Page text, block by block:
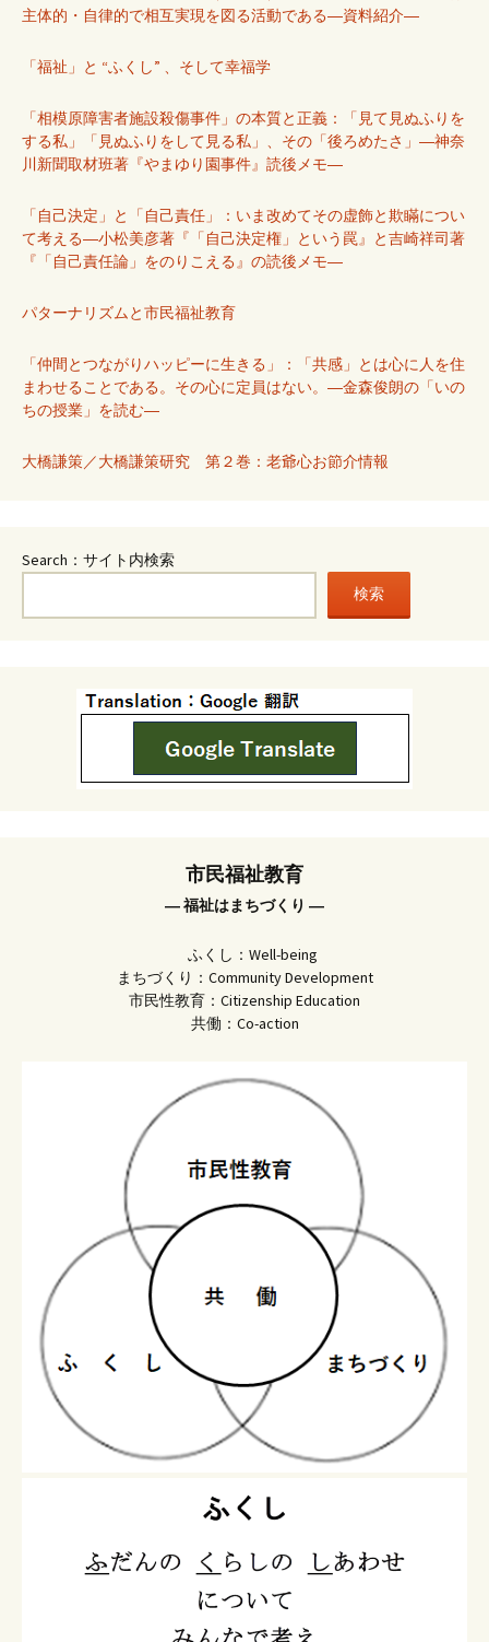
主体的・自律的で相互実現を図る活動である―資料紹介―
「福祉」と “ふくし” 、そして幸福学
「相模原障害者施設殺傷事件」の本質と正義：「見て見ぬふりを
する私」「見ぬふりをして見る私」、その「後ろめたさ」―神奈
川新聞取材班著『やまゆり園事件』読後メモ―
「自己決定」と「自己責任」：いま改めてその虚飾と欺瞞につい
て考える―小松美彦著『「自己決定権」という罠』と吉崎祥司著
『「自己責任論」をのりこえる』の読後メモ―
パターナリズムと市民福祉教育
「仲間とつながりハッピーに生きる」：「共感」とは心に人を住
まわせることである。その心に定員はない。―金森俊朗の「いの
ちの授業」を読む―
大橋謙策／大橋謙策研究 第２巻：老爺心お節介情報
Search：サイト内検索
検索
市民福祉教育
― 福祉はまちづくり ―
ふくし：Well-being
まちづくり：Community Development
市民性教育：Citizenship Education
共働：Co-action